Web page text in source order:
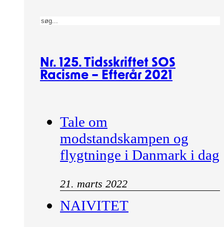
Søg
Nr. 125. Tidsskriftet SOS
Racisme – Efterår 2021
Tale om
modstandskampen og
flygtninge i Danmark i dag
21. marts 2022
NAIVITET